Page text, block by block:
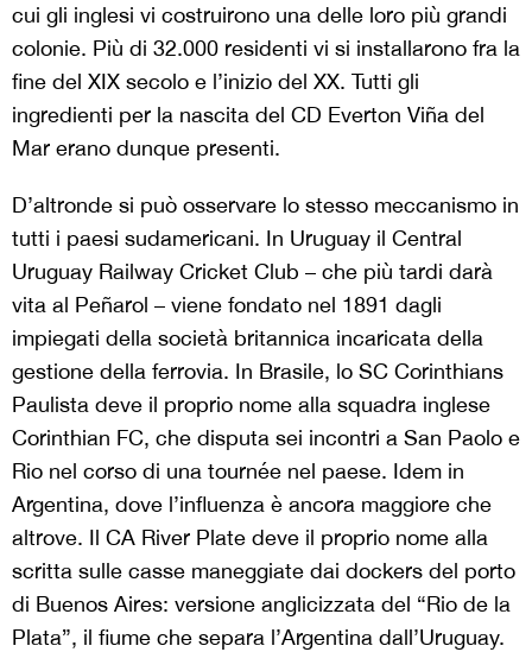
cui gli inglesi vi costruirono una delle loro più grandi
colonie. Più di 32.000 residenti vi si installarono fra la
fine del XIX secolo e l’inizio del XX. Tutti gli
ingredienti per la nascita del CD Everton Viña del
Mar erano dunque presenti.
D’altronde si può osservare lo stesso meccanismo in
tutti i paesi sudamericani. In Uruguay il Central
Uruguay Railway Cricket Club – che più tardi darà
vita al Peñarol – viene fondato nel 1891 dagli
impiegati della società britannica incaricata della
gestione della ferrovia. In Brasile, lo SC Corinthians
Paulista deve il proprio nome alla squadra inglese
Corinthian FC, che disputa sei incontri a San Paolo e
Rio nel corso di una tournée nel paese. Idem in
Argentina, dove l’influenza è ancora maggiore che
altrove. Il CA River Plate deve il proprio nome alla
scritta sulle casse maneggiate dai dockers del porto
di Buenos Aires: versione anglicizzata del “Rio de la
Plata”, il fiume che separa l’Argentina dall’Uruguay.